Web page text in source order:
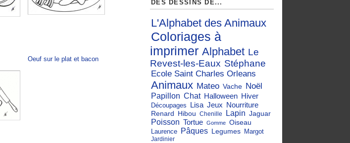
Oeuf sur le plat et bacon
DES DESSINS DE...
L'Alphabet des Animaux
Coloriages à
imprimer Alphabet Le
Revest-les-Eaux Stéphane
Ecole Saint Charles Orleans
Animaux Mateo Vache Noël
Papillon Chat Halloween Hiver
Découpages Lisa Jeux Nourriture
Renard Hibou Chenille Lapin Jaguar
Poisson Tortue Gomme Oiseau
Laurence Pâques Legumes Margot
Jardinier